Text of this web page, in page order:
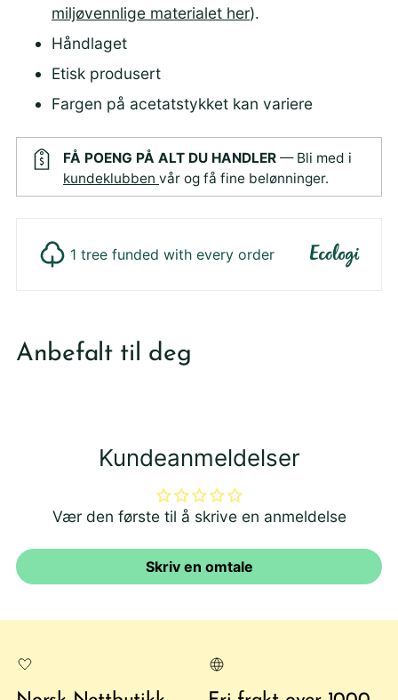
miljøvennlige materialet her).
Håndlaget
Etisk produsert
Fargen på acetatstykket kan variere
FÅ POENG PÅ ALT DU HANDLER — Bli med i
kundeklubben vår og få fine belønninger.
1 tree funded with every order
produktet
iAnbefalt til deg
Kundeanmeldelser
Vær den første til å skrive en anmeldelse
Skriv en omtale